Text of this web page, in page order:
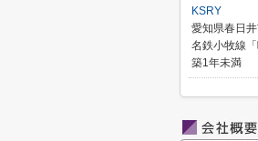
KSRY
愛知県春日
名鉄小牧線
築1年未満